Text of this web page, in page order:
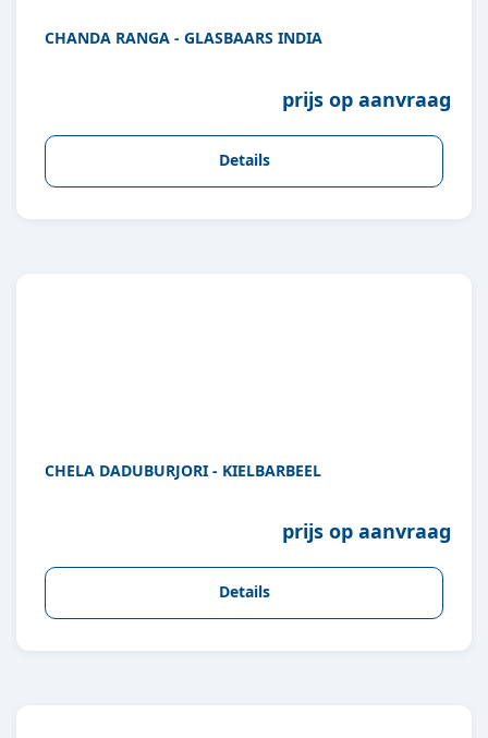
CHANDA RANGA - GLASBAARS INDIA
prijs op aanvraag
Details
CHELA DADUBURJORI - KIELBARBEEL
prijs op aanvraag
Details